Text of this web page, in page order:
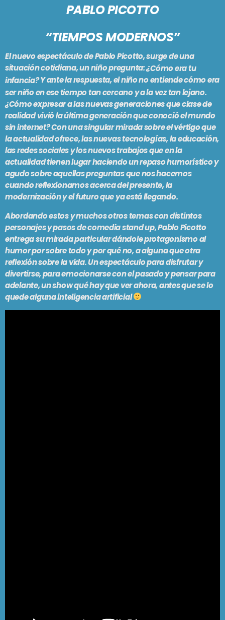
MALLORCA
EN VIVO AHORA!
Folclore contemporáneo
FOLKLORÍSIMO
7:00 am - 7:30 am
PABLO PICOTTO
“TIEMPOS MODERNOS”
El nuevo espectáculo de Pablo Picotto, surge de una
situación cotidiana, un niño pregunta: ¿Cómo era tu
infancia?Y ante la respuesta, el niño no entiende cómo era
ser niño en ese tiempo tan cercano y a la vez tan lejano.
¿Cómo expresar a las nuevas generaciones que clase de
realidad vivió la última generación que conoció el mundo
sin internet? Con una singular mirada sobre el vértigo que
la actualidad ofrece, las nuevas tecnologías, la educación,
las redes sociales y los nuevos trabajos que en la
actualidad tienen lugar haciendo un repaso humorístico y
agudo sobre aquellas preguntas que nos hacemos
cuando reflexionamos acerca del presente, la
modernización y el futuro que ya está llegando.
Abordando estos y muchos otros temas con distintos
personajes y pasos de comedia stand up, Pablo Picotto
entrega su mirada particular dándole protagonismo al
humor por sobre todo y por qué no, a alguna que otra
reflexión sobre la vida. Un espectáculo para disfrutar y
divertirse, para emocionarse con el pasado y pensar para
adelante, un show qué hay que ver ahora, antes que se lo
quede alguna inteligencia artificial